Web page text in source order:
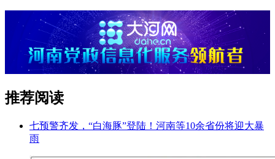
推荐阅读
七预警齐发，“白海豚”登陆！河南等10余省份将迎大暴
雨